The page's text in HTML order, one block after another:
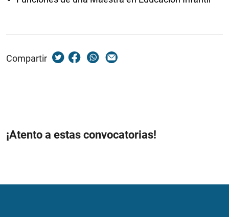
Compartir
¡Atento a estas convocatorias!